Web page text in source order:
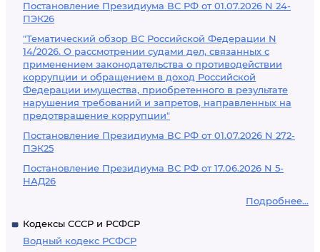
Постановление Президиума ВС РФ от 01.07.2026 N 24-
ПЭК26
"Тематический обзор ВС Российской Федерации N
14/2026. О рассмотрении судами дел, связанных с
применением законодательства о противодействии
коррупции и обращением в доход Российской
Федерации имущества, приобретенного в результате
нарушения требований и запретов, направленных на
предотвращение коррупции"
Постановление Президиума ВС РФ от 01.07.2026 N 272-
ПЭК25
Постановление Президиума ВС РФ от 17.06.2026 N 5-
НАД26
Подробнее...
Кодексы СССР и РСФСР
Водный кодекс РСФСР